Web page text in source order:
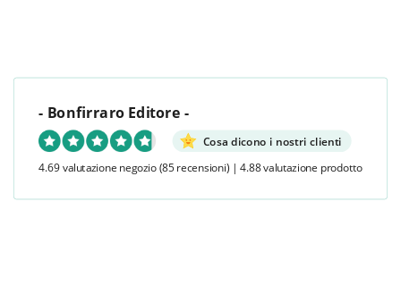
- Bonfirraro Editore -
Cosa dicono i nostri clienti
4.69 valutazione negozio (85 recensioni) | 4.88 valutazione prodotto